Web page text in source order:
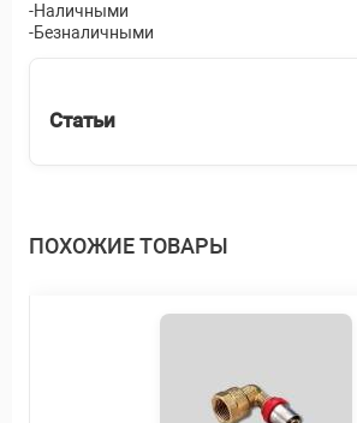
-Наличными
-Безналичными
Статьи
ПОХОЖИЕ ТОВАРЫ